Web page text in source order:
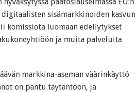
sisämarkkinoiden kasvun
komissiota luomaan edellytykset
ja muita palveluita
markkina-aseman väärinkäyttö
on pantu täytäntöön, ja